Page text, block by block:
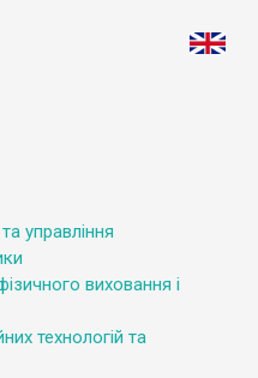
управління
виховання і
технологій та